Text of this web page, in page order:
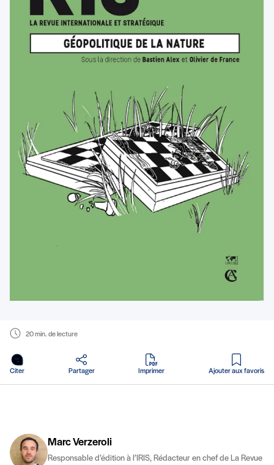
20 min. de lecture
Citer Partager Imprimer
en PDF
Ajouter aux favoris
Marc Verzeroli
Responsable d’édition à l’IRIS, Rédacteur en chef de La Revue